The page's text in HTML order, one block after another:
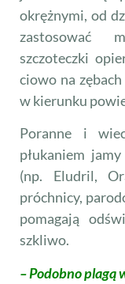
okrężnymi, od
zastosować
szczoteczki
ciowo na
w kie­runku
Poranne i
płukaniem
(np. Eludril,
próchnicy,
pomagają
szkliwo.
– Podobno plagą